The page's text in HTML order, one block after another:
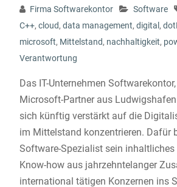
Firma Softwarekontor
Software
C++, cloud, data management, digital ,
microsoft, Mittelstand, nachhaltigkeit,
Verantwortung
Das IT-Unternehmen
Microsoft-Partner aus
sich künftig verstärkt auf die
im Mittelstand konzentrieren. Dafür
Software-Spezialist sein
Know-how aus jahrzehntelanger
international tätigen Konzernen ins